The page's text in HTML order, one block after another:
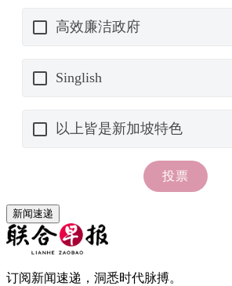
新闻速递
订阅新闻速递，洞悉时代脉搏。